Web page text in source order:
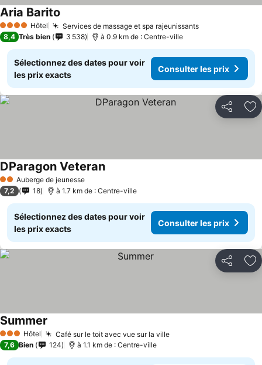
4 Étoiles Hôtel Services de massage et spa rajeunissants
Aria Barito
8,4 Très bien 3 538 à 0.9 km de : Centre-ville
Sélectionnez des dates pour voir
les prix exacts
Consulter les prix
Partager
2 ÉtoilesAuberge de jeunesse
DParagon Veteran
7,2 18 à 1.7 km de : Centre-ville
Sélectionnez des dates pour voir
les prix exacts
Consulter les prix
Partager
3 ÉtoilesHôtel Café sur le toit avec vue sur la ville
Summer
7,6 Bien 124 à 1.1 km de : Centre-ville